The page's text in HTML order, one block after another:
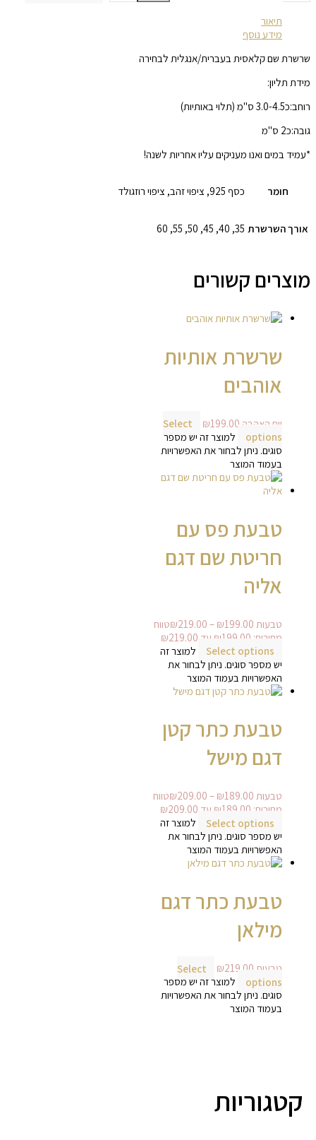
תיאור
מידע נוסף
שרשרת שם קלאסית בעברית/אנגלית לבחירה
מידת תליון:
רוחב:כ3.0-4.5 ס"מ (תלוי באותיות)
גובה:כ2 ס"מ
*עמיד במים ואנו מעניקים עליו אחריות לשנה!
חומר כסף 925, ציפוי זהב, ציפוי רוזגולד
אורך השרשרת 35, 40, 45, 50, 55, 60
מוצרים קשורים
שרשרת אותיות
אוהבים
יום האהבה ₪199.00
Select
options
למוצר זה יש מספר
סוגים. ניתן לבחור את האפשרויות
בעמוד המוצר
טבעת פס עם
חריטת שם דגם
אליה
טבעות ₪199.00
–
₪219.00
טווח
מחירים: ⁦₪199.00⁩ עד ⁦₪219.00⁩
Select options
למוצר זה
יש מספר סוגים. ניתן לבחור את
האפשרויות בעמוד המוצר
טבעת כתר קטן
דגם מישל
טבעות ₪189.00
–
₪209.00
טווח
מחירים: ⁦₪189.00⁩ עד ⁦₪209.00⁩
Select options
למוצר זה
יש מספר סוגים. ניתן לבחור את
האפשרויות בעמוד המוצר
טבעת כתר דגם
מילאן
טבעות ₪219.00
Select
options
למוצר זה יש מספר
סוגים. ניתן לבחור את האפשרויות
בעמוד המוצר
קטגוריות